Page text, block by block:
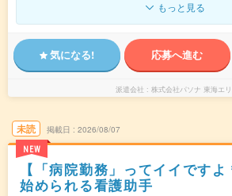
もっと見る
気になる! 応募へ進む
派遣会社 株式会社パソナ 東海エ
未読
NEW
掲載日 2026/08/07
【「病院勤務」ってイイです
始められる看護助手